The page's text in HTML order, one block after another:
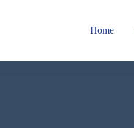
Home